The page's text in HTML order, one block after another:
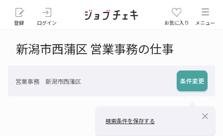
登録 ログイン お気に入り メニュー
新潟市西蒲区 営業事務の仕事
営業事務 新潟市西蒲区 条件変更
検索条件を保存する close